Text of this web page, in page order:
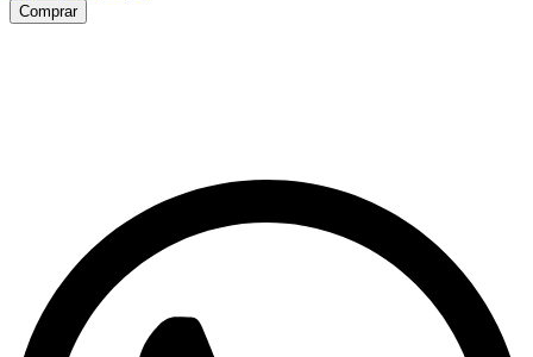
Comprar